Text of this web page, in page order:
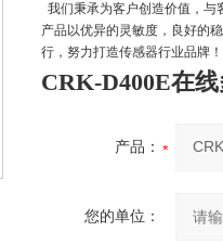
我们秉承为客户创造价值，
产品以优异的灵敏度，良好的
行，努力打造传感器行业品牌！
CRK-D400E在
产品：
您的单位：